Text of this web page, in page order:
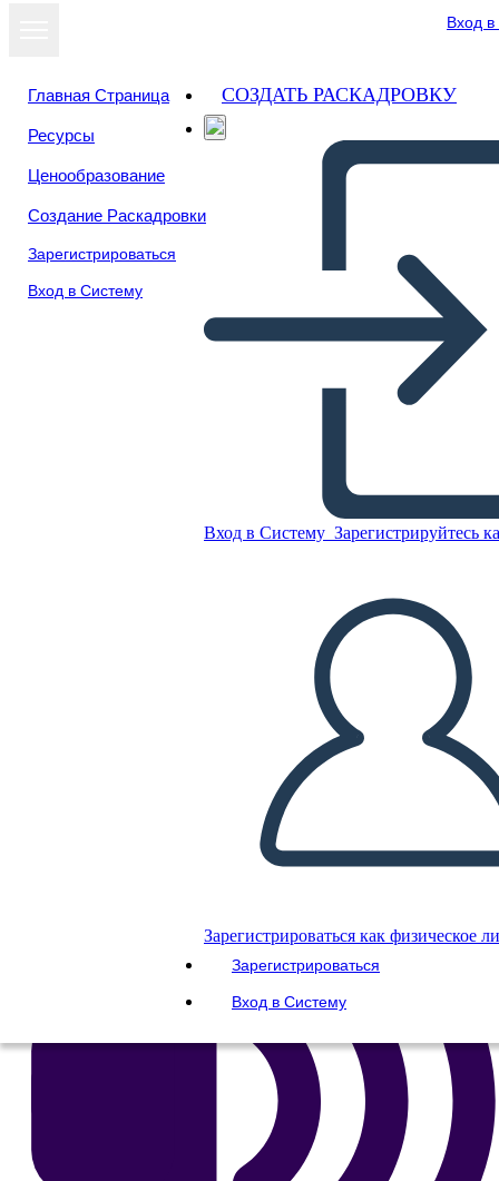
Вход
Главная Страница
Ресурсы
Ценообразование
Создание Раскадровки
Зарегистрироваться
Вход в Систему
СОЗДАТЬ РАСКАДРОВКУ
Вход в Систему Зарегистрируйтесь
Зарегистрироваться как физическое
Зарегистрироваться
Вход в Систему
americani durante le 5W
della seconda guerra
Скопируйте эту раскадровку
СОЗДАТЬ РАСКАДРОВКУ
ВОСПРОИЗВЕСТИ СЛАЙД-ШОУ
ПОЧИТАЙ МНЕ
Посмотреть
как слайд-шоу